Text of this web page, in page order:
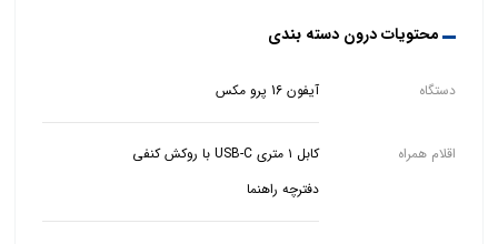
محتویات درون دسته بندی
دستگاه آیفون 16 پرو مکس
اقلام همراه
دفترچه راهنما